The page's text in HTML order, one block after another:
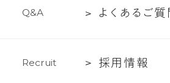
文
ロ
ク
Q&A
よ
る
よ く あ る ご質
Recruit
採 採用 情報